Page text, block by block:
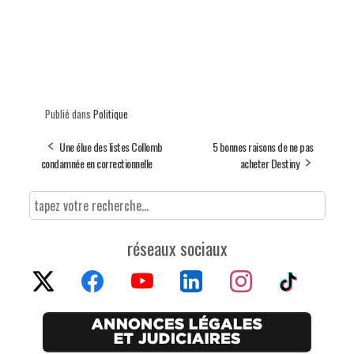
Publié dans Politique
Une élue des listes Collomb
condamnée en correctionnelle
5 bonnes raisons de ne pas
acheter Destiny
réseaux sociaux